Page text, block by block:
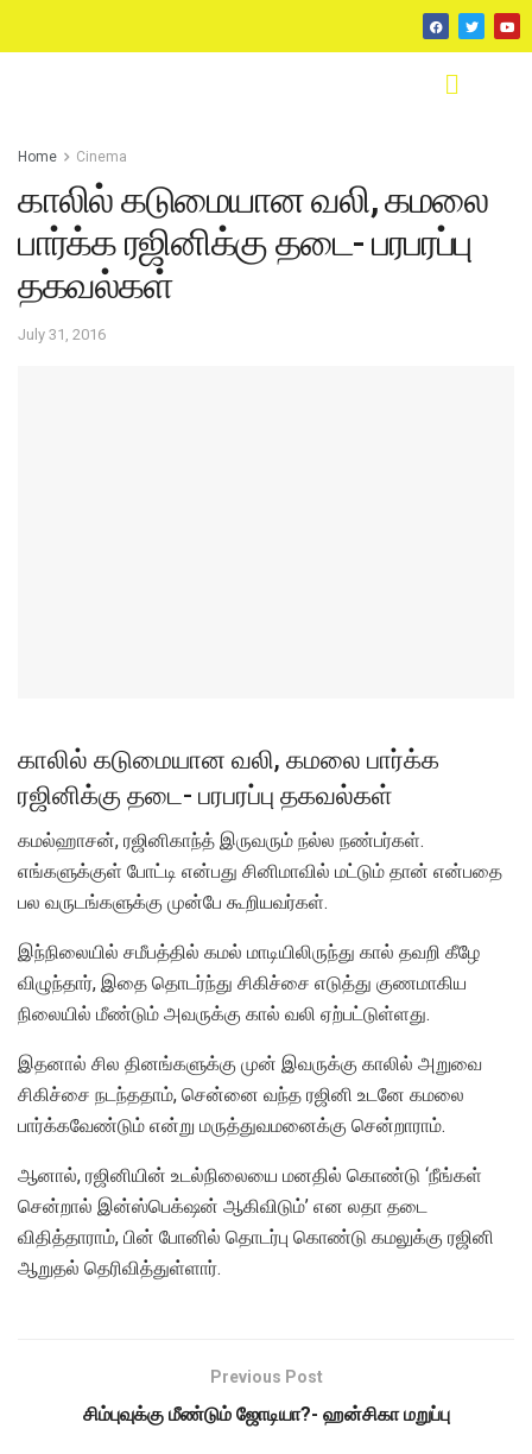
Home Cinema
காலில் கடுமையான வலி, கமலை
பார்க்க ரஜினிக்கு தடை- பரபரப்பு
தகவல்கள்
July 31, 2016
காலில் கடுமையான வலி, கமலை பார்க்க
ரஜினிக்கு தடை- பரபரப்பு தகவல்கள்
கமல்ஹாசன், ரஜினிகாந்த் இருவரும் நல்ல நண்பர்கள்.
எங்களுக்குள் போட்டி என்பது சினிமாவில் மட்டும் தான் என்பதை
பல வருடங்களுக்கு முன்பே கூறியவர்கள்.
இந்நிலையில் சமீபத்தில் கமல் மாடியிலிருந்து கால் தவறி கீழே
விழுந்தார், இதை தொடர்ந்து சிகிச்சை எடுத்து குணமாகிய
நிலையில் மீண்டும் அவருக்கு கால் வலி ஏற்பட்டுள்ளது.
இதனால் சில தினங்களுக்கு முன் இவருக்கு காலில் அறுவை
சிகிச்சை நடந்ததாம், சென்னை வந்த ரஜினி உடனே கமலை
பார்க்கவேண்டும் என்று மருத்துவமனைக்கு சென்றாராம்.
ஆனால், ரஜினியின் உடல்நிலையை மனதில் கொண்டு ‘நீங்கள்
சென்றால் இன்ஸ்பெக்‌ஷன் ஆகிவிடும்’ என லதா தடை
விதித்தாராம், பின் போனில் தொடர்பு கொண்டு கமலுக்கு ரஜினி
ஆறுதல் தெரிவித்துள்ளார்.
Previous Post
சிம்புவுக்கு மீண்டும் ஜோடியா?- ஹன்சிகா மறுப்பு